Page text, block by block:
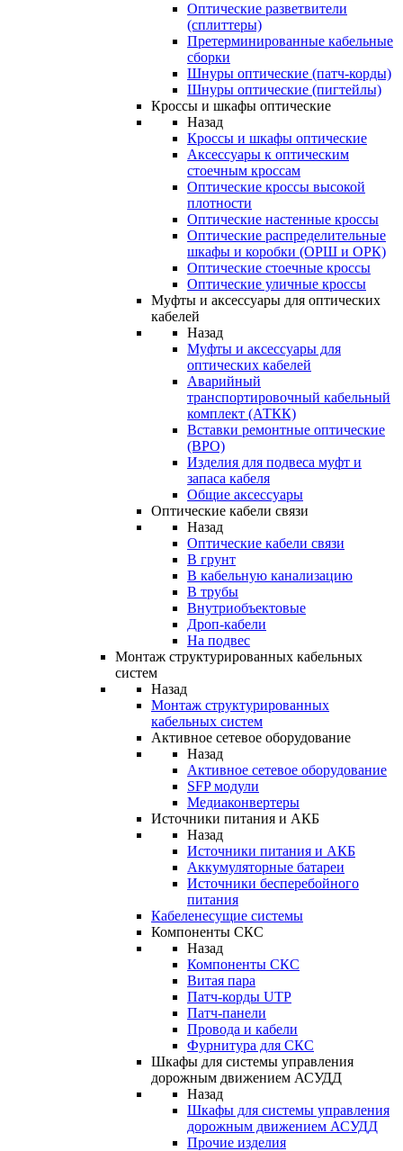
Оптические разветвители
(сплиттеры)
Претерминированные кабельные
сборки
Шнуры оптические (патч-корды)
Шнуры оптические (пигтейлы)
Кроссы и шкафы оптические
Назад
Кроссы и шкафы оптические
Аксессуары к оптическим
стоечным кроссам
Оптические кроссы высокой
плотности
Оптические настенные кроссы
Оптические распределительные
шкафы и коробки (ОРШ и ОРК)
Оптические стоечные кроссы
Оптические уличные кроссы
Муфты и аксессуары для оптических
кабелей
Назад
Муфты и аксессуары для
оптических кабелей
Аварийный
транспортировочный кабельный
комплект (АТКК)
Вставки ремонтные оптические
(ВРО)
Изделия для подвеса муфт и
запаса кабеля
Общие аксессуары
Оптические кабели связи
Назад
Оптические кабели связи
В грунт
В кабельную канализацию
В трубы
Внутриобъектовые
Дроп-кабели
На подвес
Монтаж структурированных кабельных
систем
Назад
Монтаж структурированных
кабельных систем
Активное сетевое оборудование
Назад
Активное сетевое оборудование
SFP модули
Медиаконвертеры
Источники питания и АКБ
Назад
Источники питания и АКБ
Аккумуляторные батареи
Источники бесперебойного
питания
Кабеленесущие системы
Компоненты СКС
Назад
Компоненты СКС
Витая пара
Патч-корды UTP
Патч-панели
Провода и кабели
Фурнитура для СКС
Шкафы для системы управления
дорожным движением АСУДД
Назад
Шкафы для системы управления
дорожным движением АСУДД
Прочие изделия